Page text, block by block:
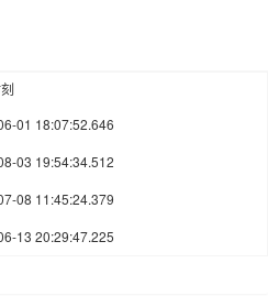
01 18:07:52.646
03 19:54:34.512
08 11:45:24.379
13 20:29:47.225